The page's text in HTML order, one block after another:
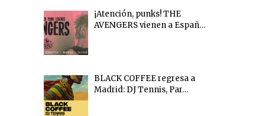
¡Atención, punks! THE
AVENGERS vienen a Españ…
BLACK COFFEE regresa a
Madrid: DJ Tennis, Par…